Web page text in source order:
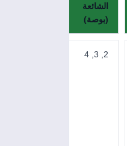
الشائعة
(بوصة)
2, 3, 4